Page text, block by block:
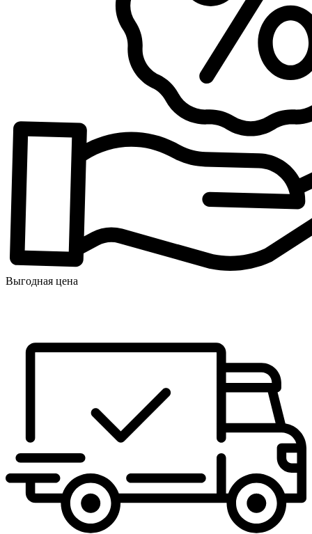
Выгодная цена